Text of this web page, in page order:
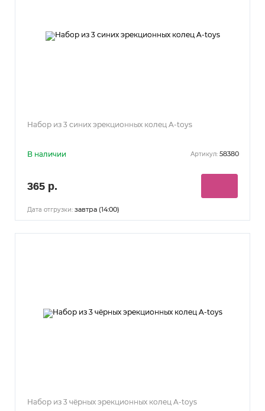
Набор из 3 синих эрекционных колец A-toys
В наличии Артикул: 58380
365 р.
Дата отгрузки: завтра (14:00)
Набор из 3 чёрных эрекционных колец A-toys